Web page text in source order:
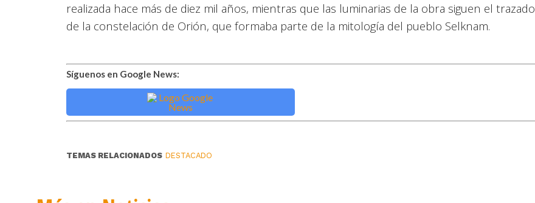
realizada hace más de diez mil años, mientras que las luminarias de la obra siguen el trazado
de la constelación de Orión, que formaba parte de la mitología del pueblo Selknam.
Síguenos en Google News:
TEMAS RELACIONADOS DESTACADO